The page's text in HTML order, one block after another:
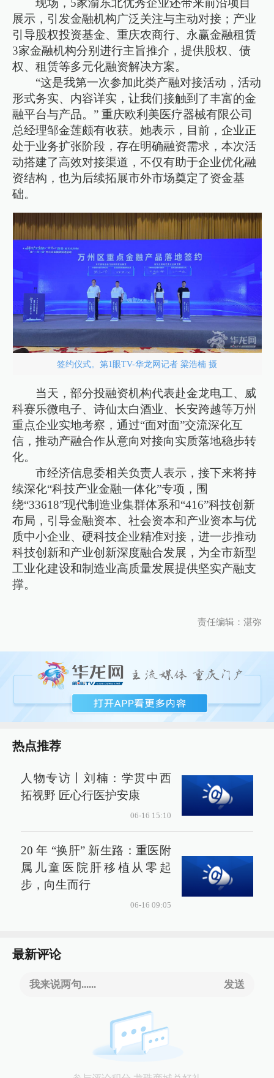
现场，5家渝东北优秀企业还带来前沿项目
展示，引发金融机构广泛关注与主动对接；产业
引导股权投资基金、重庆农商行、永赢金融租赁
3家金融机构分别进行主旨推介，提供股权、债
权、租赁等多元化融资解决方案。
“这是我第一次参加此类产融对接活动，活动
形式务实、内容详实，让我们接触到了丰富的金
融平台与产品。” 重庆欧利美医疗器械有限公司
总经理邹金莲颇有收获。她表示，目前，企业正
处于业务扩张阶段，存在明确融资需求，本次活
动搭建了高效对接渠道，不仅有助于企业优化融
资结构，也为后续拓展市外市场奠定了资金基
础。
签约仪式。第1眼TV-华龙网记者 梁浩楠 摄
当天，部分投融资机构代表赴金龙电工、威
科赛乐微电子、诗仙太白酒业、长安跨越等万州
重点企业实地考察，通过“面对面”交流深化互
信，推动产融合作从意向对接向实质落地稳步转
化。
市经济信息委相关负责人表示，接下来将持
续深化“科技产业金融一体化”专项，围
绕“33618”现代制造业集群体系和“416”科技创新
布局，引导金融资本、社会资本和产业资本与优
质中小企业、硬科技企业精准对接，进一步推动
科技创新和产业创新深度融合发展，为全市新型
工业化建设和制造业高质量发展提供坚实产融支
撑。
责任编辑：湛弥
热点推荐
人物专访丨刘楠：学贯中西
拓视野 匠心行医护安康
06-16 15:10
20 年 “换肝” 新生路：重医附
属儿童医院肝移植从零起
步，向生而行
06-16 09:05
最新评论
我来说两句...... 发送